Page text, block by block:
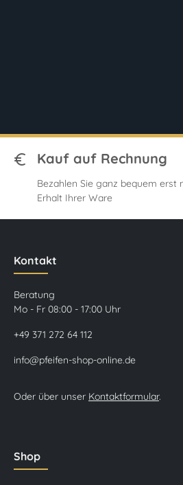
Kauf auf Rechnung
Bezahlen Sie ganz bequem erst
Erhalt Ihrer Ware
Kontakt
Beratung
Mo - Fr 08:00 - 17:00 Uhr
+49 371 272 64 112
info@pfeifen-shop-online.de
Oder über unser Kontaktformular.
Shop